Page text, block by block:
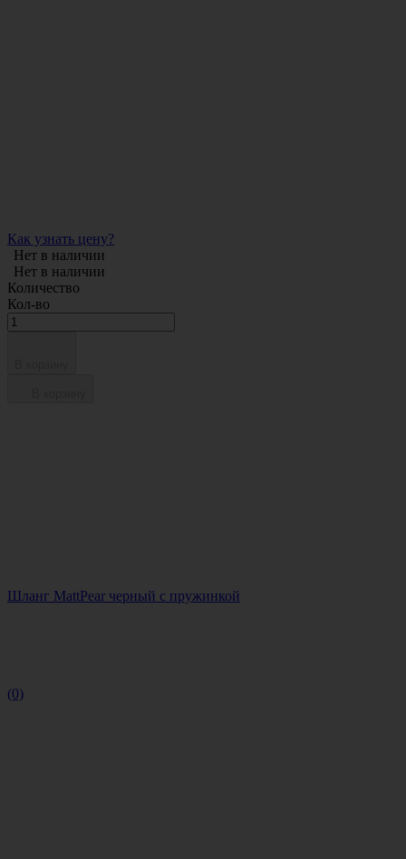
Как узнать цену?
Нет в наличии
Нет в наличии
Количество
Кол-во
Шланг MattPear черный с пружинкой
(0)